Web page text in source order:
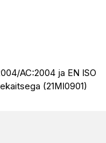
AC:2004 ja EN ISO
(21MI0901)